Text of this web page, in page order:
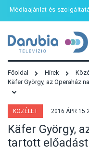
Médiaajánlat és
Főoldal Hírek
Käfer György, az Operaház
KÖZÉLET 2016 ÁPR 15
Käfer György,
tartott